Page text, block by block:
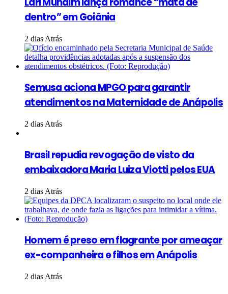
dentro” em Goiânia
2 dias Atrás
Semusa aciona MPGO para garantir
atendimentos na Maternidade de Anápolis
2 dias Atrás
Brasil repudia revogação de visto da
embaixadora Maria Luiza Viotti pelos EUA
2 dias Atrás
Homem é preso em flagrante por ameaçar
ex-companheira e filhos em Anápolis
2 dias Atrás